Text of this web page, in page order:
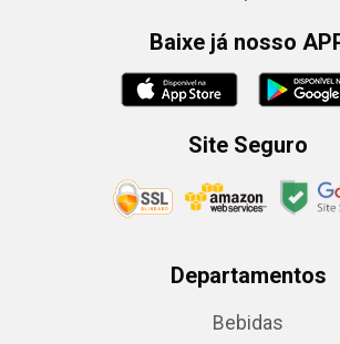
Baixe já nosso
Site Seguro
Departamentos
Bebidas